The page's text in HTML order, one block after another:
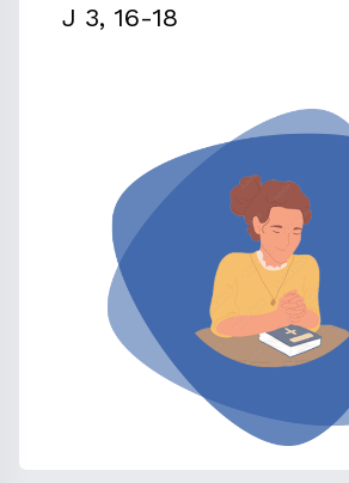
J 3, 16-18